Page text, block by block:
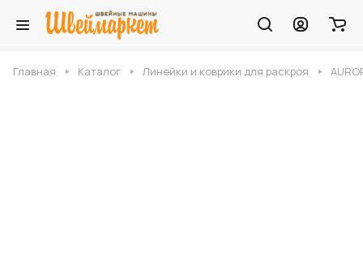
Главная Каталог Линейки и коврики для раскроя